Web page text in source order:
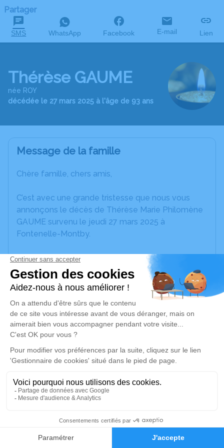
Faire-part Hommages
Partager
SMS WhatsApp Facebook E-mail Lien
Thérèse GAUME
née ROY
décédée le 27 mars 2025 à l'âge de 93 ans
Message de la famille
Chère famille, chers amis,
C’est avec une grande tristesse que nous vous
annonçons le décès de Thérèse Marie Philomène
GAUME survenu le jeudi 27 mars 2025 à
Fontenelle-Montby.
Nous vous invitons à utiliser cet espace pour
laisser vos condoléances, partager des photos
souvenirs, une anecdote ou exprimer vos pensées
à travers des poèmes ou des textes. Cet endroit
est un lieu d'expression dédié à honorer la
mémoire de Thérèse Marie Philomène GAUME.
Un service de plantation d’arbre hommage est
disponible ici.
Ce service se déroulera dans l'intimité